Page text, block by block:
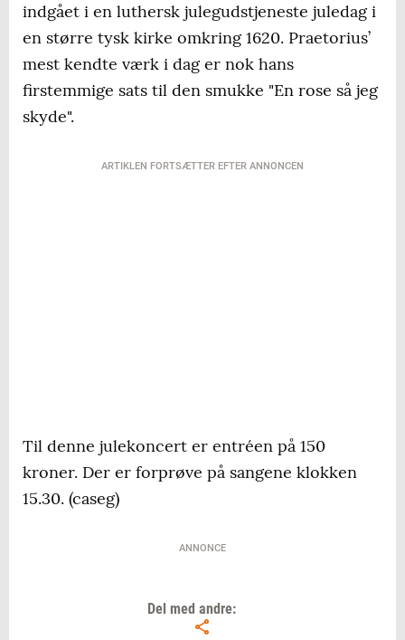
indgået i en luthersk julegudstjeneste juledag i
en større tysk kirke omkring 1620. Praetorius’
mest kendte værk i dag er nok hans
firstemmige sats til den smukke "En rose så jeg
skyde".
ARTIKLEN FORTSÆTTER EFTER ANNONCEN
Til denne julekoncert er entréen på 150
kroner. Der er forprøve på sangene klokken
15.30. (caseg)
ANNONCE
Del med andre: